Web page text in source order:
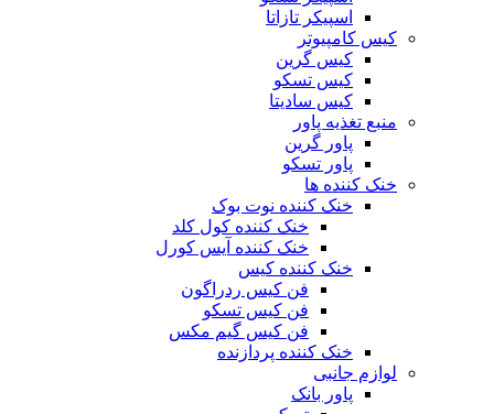
اسپیکر تازاتا
کیس کامپیوتر
کیس گرین
کیس تسکو
کیس سادیتا
منبع تغذیه‌ پاور
پاور گرین
پاور تسکو
خنک کننده ها
خنک کننده نوت بوک
خنک کننده کول کلد
خنک کننده آیس کورل
خنک کننده کیس
فن کیس ردراگون
فن کیس تسکو
فن کیس گیم مکس
خنک کننده پردازنده
لوازم جانبی
پاور بانک